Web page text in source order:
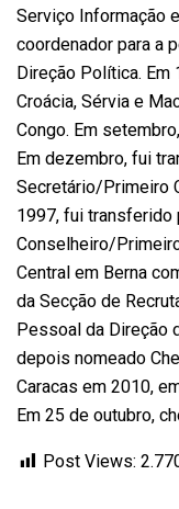
Serviço Informação
coordenador para a
Direção Política.
Croácia, Sérvia e
Congo. Em
Em dezembro, fui
Secretário/Primeiro
1997, fui transferido
Conselheiro/
Central em Berna
da Secção de
Pessoal da Direção
depois nomeado
Caracas em 2010,
Em 25 de outubro,
Post Views: